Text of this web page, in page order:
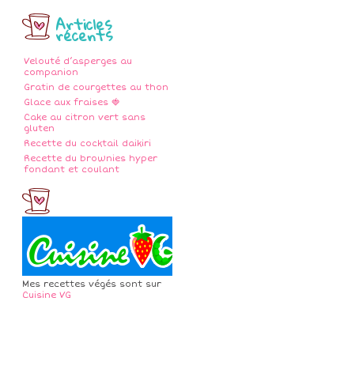
Articles
récents
Velouté d’asperges au
companion
Gratin de courgettes au thon
Glace aux fraises 🍓
Cake au citron vert sans
gluten
Recette du cocktail daikiri
Recette du brownies hyper
fondant et coulant
Mes recettes végés sont sur
Cuisine VG